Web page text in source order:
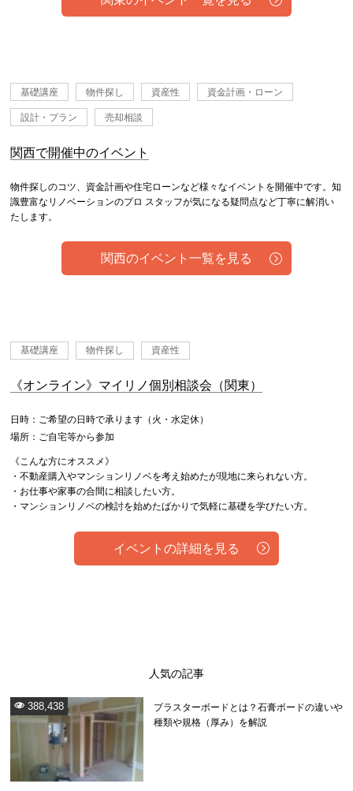
基礎講座 物件探し 資産性 資金計画・ローン
設計・プラン 売却相談
関西で開催中のイベント
物件探しのコツ、資金計画や住宅ローンなど様々なイベントを開催中です。知
識豊富なリノベーションのプロ スタッフが気になる疑問点など丁寧に解消い
たします。
関西のイベント一覧を見る
基礎講座 物件探し 資産性
《オンライン》マイリノ個別相談会（関東）
日時：ご希望の日時で承ります（火・水定休）
場所：ご自宅等から参加
《こんな方にオススメ》
・不動産購入やマンションリノベを考え始めたが現地に来られない方。
・お仕事や家事の合間に相談したい方。
・マンションリノベの検討を始めたばかりで気軽に基礎を学びたい方。
イベントの詳細を見る
人気の記事
プラスターボードとは？石膏ボードの違いや
種類や規格（厚み）を解説
388,438